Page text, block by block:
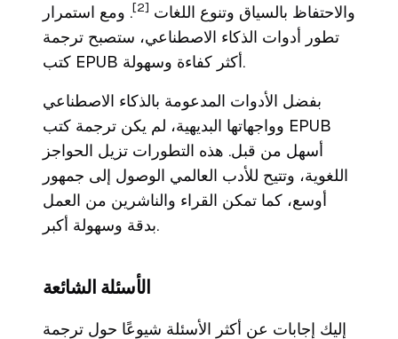
والاحتفاظ بالسياق وتنوع اللغات [2]
. ومع استمرار
تطور أدوات الذكاء الاصطناعي، ستصبح ترجمة
كتب EPUB أكثر كفاءة وسهولة.
بفضل الأدوات المدعومة بالذكاء الاصطناعي
وواجهاتها البديهية، لم يكن ترجمة كتب EPUB
أسهل من قبل. هذه التطورات تزيل الحواجز
اللغوية، وتتيح للأدب العالمي الوصول إلى جمهور
أوسع، كما تمكن القراء والناشرين من العمل
بدقة وسهولة أكبر.
الأسئلة الشائعة
إليك إجابات عن أكثر الأسئلة شيوعًا حول ترجمة